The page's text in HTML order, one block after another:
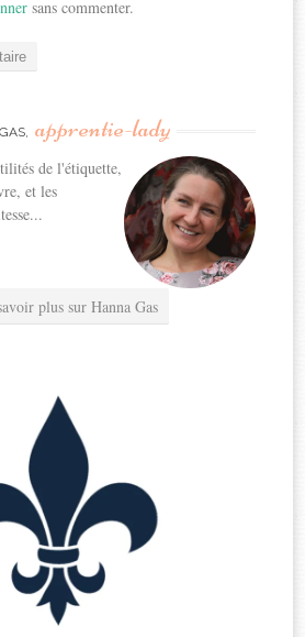
sans commenter.
apprentie-lady
de l'étiquette,
et les
plus sur Hanna Gas